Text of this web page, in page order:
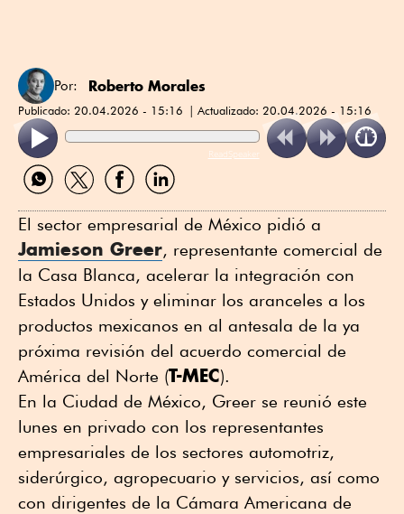
Por: Roberto Morales
Publicado: 20.04.2026 - 15:16 Actualizado: 20.04.2026 - 15:16
ReadSpeaker
Compartir
por
Compartir
por
Compartir
por
Compartir
por
El sector empresarial de México pidió a
Jamieson Greer, representante comercial de
la Casa Blanca, acelerar la integración con
Estados Unidos y eliminar los aranceles a los
productos mexicanos en al antesala de la ya
próxima revisión del acuerdo comercial de
América del Norte (T-MEC).
En la Ciudad de México, Greer se reunió este
lunes en privado con los representantes
empresariales de los sectores automotriz,
siderúrgico, agropecuario y servicios, así como
con dirigentes de la Cámara Americana de